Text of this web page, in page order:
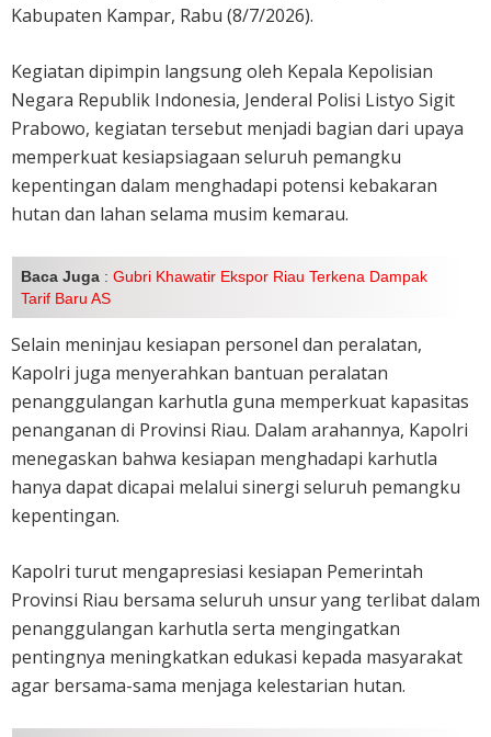
Kabupaten Kampar, Rabu (8/7/2026).
Kegiatan dipimpin langsung oleh Kepala Kepolisian
Negara Republik Indonesia, Jenderal Polisi Listyo Sigit
Prabowo, kegiatan tersebut menjadi bagian dari upaya
memperkuat kesiapsiagaan seluruh pemangku
kepentingan dalam menghadapi potensi kebakaran
hutan dan lahan selama musim kemarau.
Baca Juga : Gubri Khawatir Ekspor Riau Terkena Dampak
Tarif Baru AS
Selain meninjau kesiapan personel dan peralatan,
Kapolri juga menyerahkan bantuan peralatan
penanggulangan karhutla guna memperkuat kapasitas
penanganan di Provinsi Riau. Dalam arahannya, Kapolri
menegaskan bahwa kesiapan menghadapi karhutla
hanya dapat dicapai melalui sinergi seluruh pemangku
kepentingan.
Kapolri turut mengapresiasi kesiapan Pemerintah
Provinsi Riau bersama seluruh unsur yang terlibat dalam
penanggulangan karhutla serta mengingatkan
pentingnya meningkatkan edukasi kepada masyarakat
agar bersama-sama menjaga kelestarian hutan.